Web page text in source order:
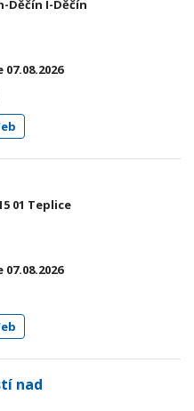
Děčín I-Děčín
01 Teplice
nad